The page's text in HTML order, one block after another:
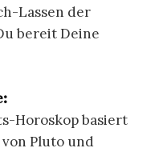
Lassen der
bereit Deine
Horoskop basiert
Pluto und